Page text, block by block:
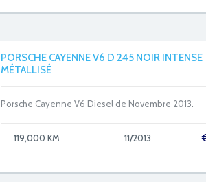
PORSCHE CAYENNE V6 D 245 NOIR INTENSE
MÉTALLISÉ
Porsche Cayenne V6 Diesel de Novembre 2013.
119,000 KM 11/2013